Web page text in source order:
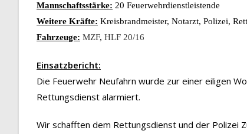
Mannschaftsstärke: 20 Feuerwehrdienstleistende
Weitere Kräfte: Kreisbrandmeister, Notarzt, Polizei,
Fahrzeuge: MZF, HLF 20/16
Einsatzbericht:
Die Feuerwehr Neufahrn wurde zur einer eiligen
Rettungsdienst alarmiert.
Wir schafften dem Rettungsdienst und der Polizei